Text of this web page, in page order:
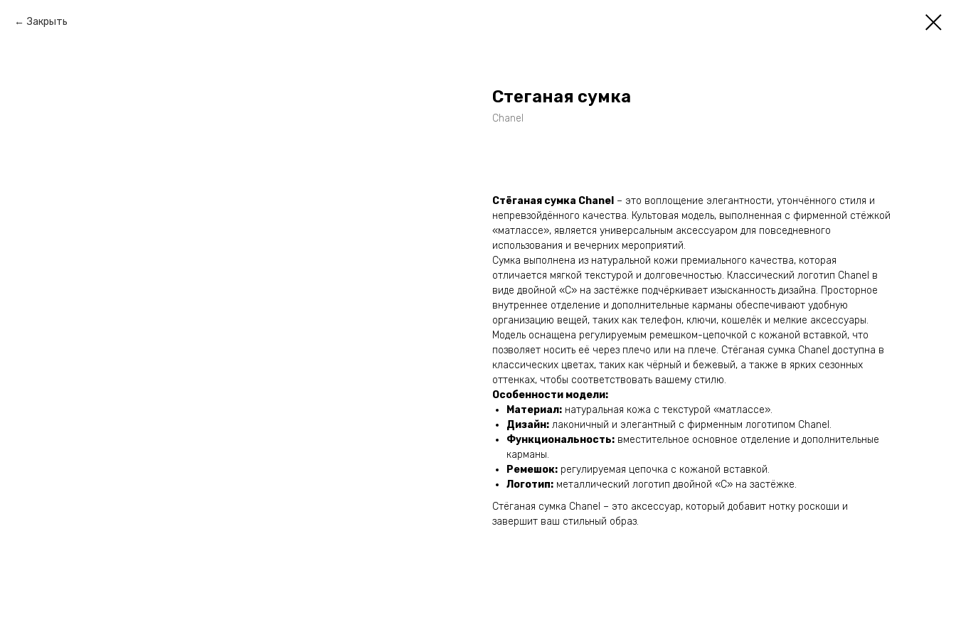
Закрыть
Стеганая сумка
Chanel
Стёганая сумка Chanel – это воплощение элегантности, утончённого стиля и
непревзойдённого качества. Культовая модель, выполненная с фирменной стёжкой
«матлассе», является универсальным аксессуаром для повседневного
использования и вечерних мероприятий.
Сумка выполнена из натуральной кожи премиального качества, которая
отличается мягкой текстурой и долговечностью. Классический логотип Chanel в
виде двойной «C» на застёжке подчёркивает изысканность дизайна. Просторное
внутреннее отделение и дополнительные карманы обеспечивают удобную
организацию вещей, таких как телефон, ключи, кошелёк и мелкие аксессуары.
Модель оснащена регулируемым ремешком-цепочкой с кожаной вставкой, что
позволяет носить её через плечо или на плече. Стёганая сумка Chanel доступна в
классических цветах, таких как чёрный и бежевый, а также в ярких сезонных
оттенках, чтобы соответствовать вашему стилю.
Особенности модели:
Материал: натуральная кожа с текстурой «матлассе».
Дизайн: лаконичный и элегантный с фирменным логотипом Chanel.
Функциональность: вместительное основное отделение и дополнительные
карманы.
Ремешок: регулируемая цепочка с кожаной вставкой.
Логотип: металлический логотип двойной «C» на застёжке.
Стёганая сумка Chanel – это аксессуар, который добавит нотку роскоши и
завершит ваш стильный образ.